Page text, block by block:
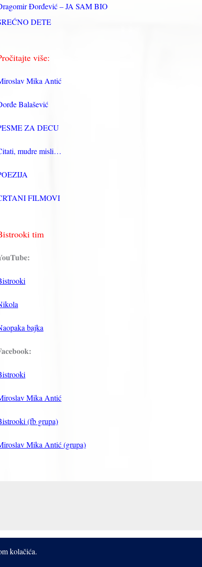
Đorđević – JA SAM BIO
DETE
više:
Mika Antić
Balašević
ZA DECU
mudre misli…
FILMOVI
tim
bajka
Mika Antić
(fb grupa)
Mika Antić (grupa)
kolačića.